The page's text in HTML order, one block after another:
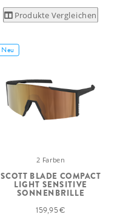
Produkte Vergleichen
Neu
2 Farben
SCOTT BLADE COMPACT
LIGHT SENSITIVE
SONNENBRILLE
159,95 €